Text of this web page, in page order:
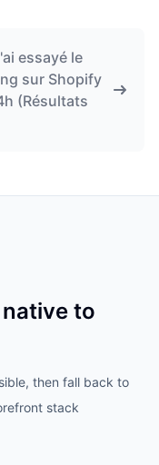
essayé le
sur Shopify
(Résultats
to
then fall back to
stack